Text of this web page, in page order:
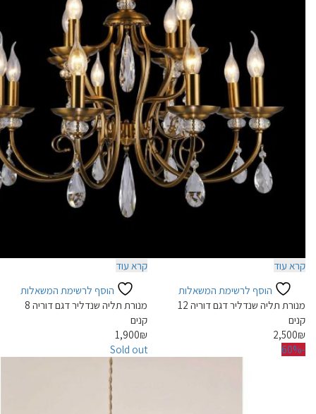
קרא עוד
הוסף לרשימת המשאלות
מנורת תליה שנדליר דגם דוריה 8
קנים
1,900₪
קרא עוד
הוסף לרשימת המשאלות
מנורת תליה שנדליר דגם דוריה 12
קנים
2,500₪
Sold out
-60%